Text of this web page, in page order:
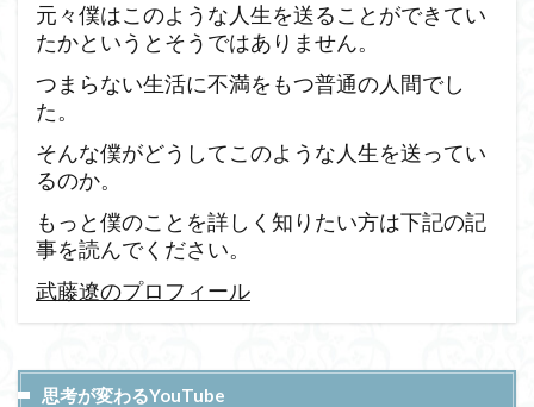
元々僕はこのような人生を送ることができてい
たかというとそうではありません。
つまらない生活に不満をもつ普通の人間でし
た。
そんな僕がどうしてこのような人生を送ってい
るのか。
もっと僕のことを詳しく知りたい方は下記の記
事を読んでください。
武藤遼のプロフィール
思考が変わるYouTube